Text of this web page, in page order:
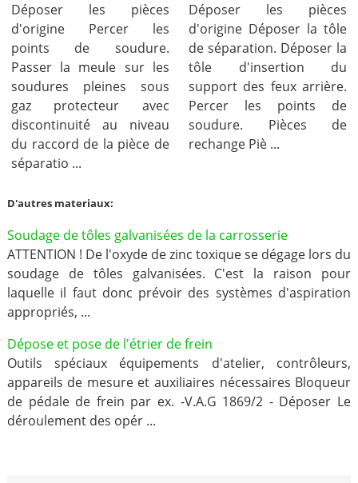
Déposer les pièces
d'origine Percer les
points de soudure.
Passer la meule sur les
soudures pleines sous
gaz protecteur avec
discontinuité au niveau
du raccord de la pièce de
séparatio ...
Déposer les pièces
d'origine Déposer la tôle
de séparation. Déposer la
tôle d'insertion du
support des feux arrière.
Percer les points de
soudure. Pièces de
rechange Piè ...
D'autres materiaux:
Soudage de tôles galvanisées de la carrosserie
ATTENTION ! De l'oxyde de zinc toxique se dégage lors du
soudage de tôles galvanisées. C'est la raison pour
laquelle il faut donc prévoir des systèmes d'aspiration
appropriés, ...
Dépose et pose de l'étrier de frein
Outils spéciaux équipements d'atelier, contrôleurs,
appareils de mesure et auxiliaires nécessaires Bloqueur
de pédale de frein par ex. -V.A.G 1869/2 - Déposer Le
déroulement des opér ...